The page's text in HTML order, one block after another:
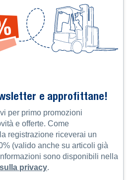
e approfittane!
per primo promozioni
e offerte. Come
registrazione riceverai un
(valido anche su articoli già
sono disponibili nella
privacy.